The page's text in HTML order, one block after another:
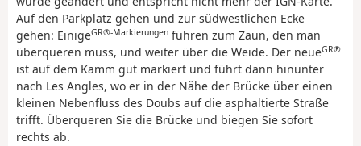
Auf den Parkplatz gehen und zur südwestlichen Ecke
gehen: EinigeGR®-Markierungen führen zum Zaun, den man
überqueren muss, und weiter über die Weide. Der neueGR®
ist auf dem Kamm gut markiert und führt dann hinunter
nach Les Angles, wo er in der Nähe der Brücke über einen
kleinen Nebenfluss des Doubs auf die asphaltierte Straße
trifft. Überqueren Sie die Brücke und biegen Sie sofort
rechts ab.